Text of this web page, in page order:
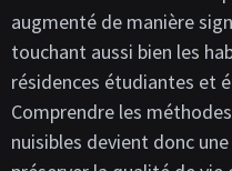
augmenté de manière
touchant aussi bien les
résidences étudiantes et
Comprendre les
nuisibles devient donc